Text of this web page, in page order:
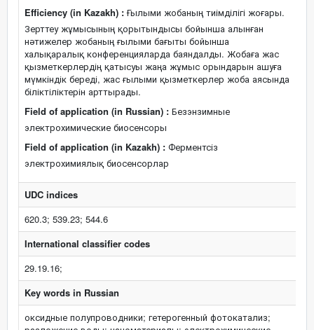
Efficiency (in Kazakh) :Ғылыми жобаның тиімділігі жоғары.
Зерттеу жұмысының қорытындысы бойынша алынған
нәтижелер жобаның ғылыми бағыты бойынша
халықаралық конференцияларда баяндалды. Жобаға жас
қызметкерлердің қатысуы жаңа жұмыс орындарын ашуға
мүмкіндік береді, жас ғылыми қызметкерлер жоба аясында
біліктіліктерін арттырады.
Field of application (in Russian) : Безэнзимные
электрохимические биосенсоры
Field of application (in Kazakh) : Ферментсіз
электрохимиялық биосенсорлар
UDC indices
620.3; 539.23; 544.6
International classifier codes
29.19.16;
Key words in Russian
оксидные полупроводники; гетерогенный фотокатализ;